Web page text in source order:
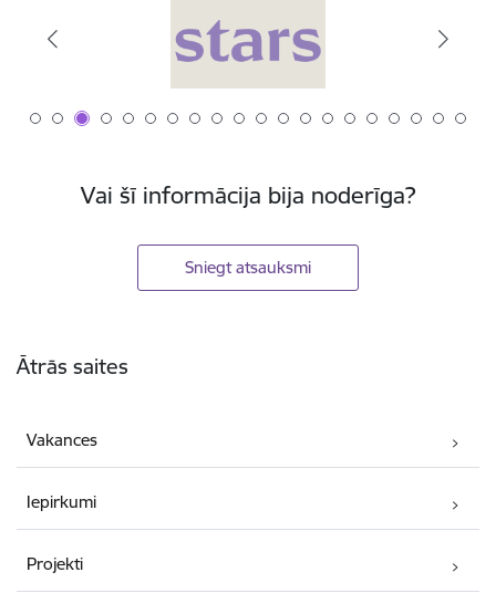
Vai šī informācija bija noderīga?
Sniegt atsauksmi
Ātrās saites
Vakances
Iepirkumi
Projekti